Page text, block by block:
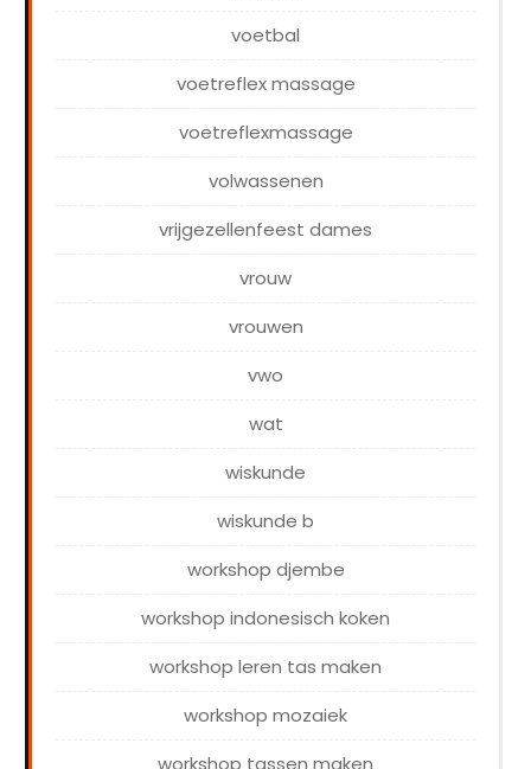
voetbal
voetreflex massage
voetreflexmassage
volwassenen
vrijgezellenfeest dames
vrouw
vrouwen
vwo
wat
wiskunde
wiskunde b
workshop djembe
workshop indonesisch koken
workshop leren tas maken
workshop mozaiek
workshop tassen maken